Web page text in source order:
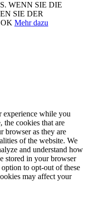
WENN SIE DIE
SIE DER
OK Mehr dazu
experience while you
the cookies that are
browser as they are
of the website. We
and understand how
stored in your browser
to opt-out of these
may affect your